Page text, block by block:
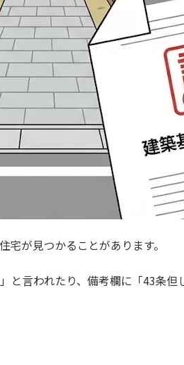
が見つかることがあります。
と言われたり、備考欄に「43条